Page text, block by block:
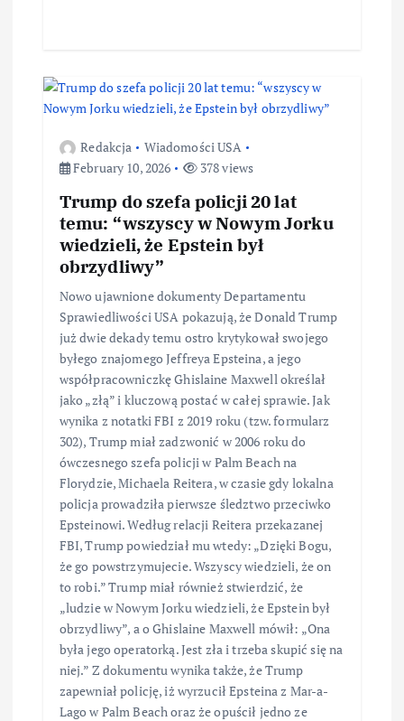
Redakcja
Wiadomości USA
February 10, 2026
378 views
Trump do szefa policji 20 lat
temu: “wszyscy w Nowym Jorku
wiedzieli, że Epstein był
obrzydliwy”
Nowo ujawnione dokumenty Departamentu
Sprawiedliwości USA pokazują, że Donald Trump
już dwie dekady temu ostro krytykował swojego
byłego znajomego Jeffreya Epsteina, a jego
współpracowniczkę Ghislaine Maxwell określał
jako „złą” i kluczową postać w całej sprawie. Jak
wynika z notatki FBI z 2019 roku (tzw. formularz
302), Trump miał zadzwonić w 2006 roku do
ówczesnego szefa policji w Palm Beach na
Florydzie, Michaela Reitera, w czasie gdy lokalna
policja prowadziła pierwsze śledztwo przeciwko
Epsteinowi. Według relacji Reitera przekazanej
FBI, Trump powiedział mu wtedy: „Dzięki Bogu,
że go powstrzymujecie. Wszyscy wiedzieli, że on
to robi.” Trump miał również stwierdzić, że
„ludzie w Nowym Jorku wiedzieli, że Epstein był
obrzydliwy”, a o Ghislaine Maxwell mówił: „Ona
była jego operatorką. Jest zła i trzeba skupić się na
niej.” Z dokumentu wynika także, że Trump
zapewniał policję, iż wyrzucił Epsteina z Mar-a-
Lago w Palm Beach oraz że opuścił jedno ze